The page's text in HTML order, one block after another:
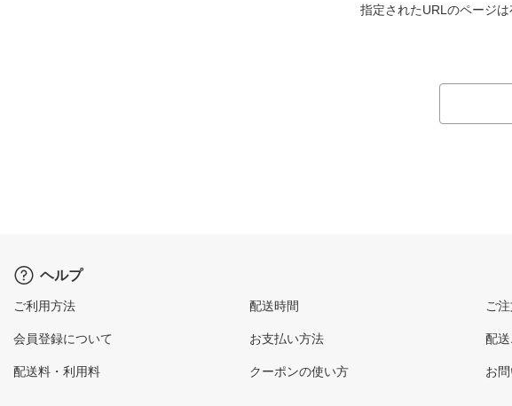
指定されたURLのページ
ヘルプ
ご利用方法
会員登録について
配送料・利用料
配送時間
お支払い方法
クーポンの使い方
ご
配
お